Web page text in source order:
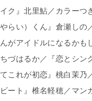
イク』北里鮎／カラーつ
やらい）くん』倉瀬しの
んがアイドルになるかも
ちづはるか／『恋とシン
てこれが初恋』桃白茉乃
ビート』椎名軽穂／マン